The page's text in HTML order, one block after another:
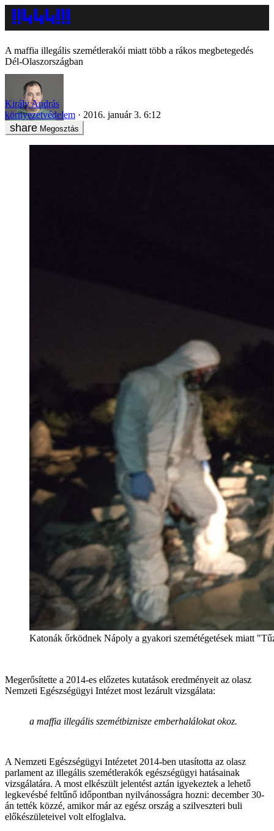
A maffia illegális szemétlerakói miatt több a rákos megbetegedés
Dél-Olaszországban
Király András
környezetvédelem
2016. január 3. 6:12
Megosztás
Katonák őrködnek Nápoly a gyakori szemétégetések miatt
Megerősítette a 2014-es előzetes kutatások eredményeit az olasz
Nemzeti Egészségügyi Intézet most lezárult vizsgálata:
a maffia illegális szemétbiznisze emberhalálokat okoz.
A Nemzeti Egészségügyi Intézetet 2014-ben utasította az olasz
parlament az illegális szemétlerakók egészségügyi hatásainak
vizsgálatára. A most elkészült jelentést aztán igyekeztek a lehető
legkevésbé feltűnő időpontban nyilvánosságra hozni: december 30-
án tették közzé, amikor már az egész ország a szilveszteri buli
előkészületeivel volt elfoglalva.